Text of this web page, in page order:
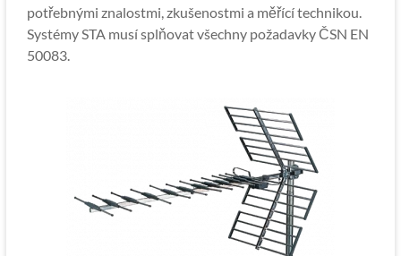
potřebnými znalostmi, zkušenostmi a měřící technikou.
Systémy STA musí splňovat všechny požadavky ČSN EN
50083.